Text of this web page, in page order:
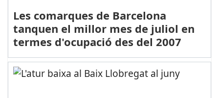
Les comarques de Barcelona
tanquen el millor mes de juliol en
termes d'ocupació des del 2007